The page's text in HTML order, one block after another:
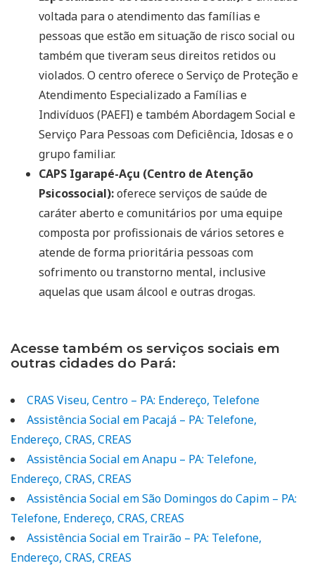
voltada para o atendimento das famílias e
pessoas que estão em situação de risco social ou
também que tiveram seus direitos retidos ou
violados. O centro oferece o Serviço de Proteção e
Atendimento Especializado a Famílias e
Indivíduos (PAEFI) e também Abordagem Social e
Serviço Para Pessoas com Deficiência, Idosas e o
grupo familiar.
CAPS Igarapé-Açu (Centro de Atenção
Psicossocial):oferece serviços de saúde de
caráter aberto e comunitários por uma equipe
composta por profissionais de vários setores e
atende de forma prioritária pessoas com
sofrimento ou transtorno mental, inclusive
aquelas que usam álcool e outras drogas.
Acesse também os serviços sociais em
outras cidades do Pará:
CRAS Viseu, Centro – PA: Endereço, Telefone
Assistência Social em Pacajá – PA: Telefone,
Endereço, CRAS, CREAS
Assistência Social em Anapu – PA: Telefone,
Endereço, CRAS, CREAS
Assistência Social em São Domingos do Capim – PA:
Telefone, Endereço, CRAS, CREAS
Assistência Social em Trairão – PA: Telefone,
Endereço, CRAS, CREAS